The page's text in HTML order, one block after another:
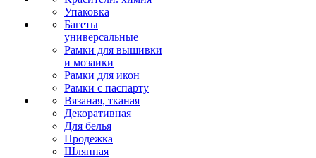
Упаковка
Багеты
универсальные
Рамки для вышивки
и мозаики
Рамки для икон
Рамки с паспарту
Вязаная, тканая
Декоративная
Для белья
Продежка
Шляпная